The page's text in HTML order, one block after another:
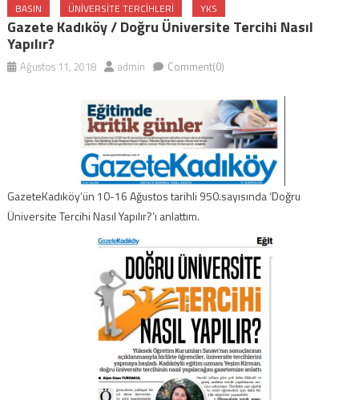
BASIN ÜNIVERSITE TERCIHLERI YKS
Gazete Kadıköy / Doğru Üniversite Tercihi Nasıl
Yapılır?
Ağustos 11, 2018 admin Comment(0)
GazeteKadıköy’ün 10-16 Ağustos tarihli 950.sayısında ‘Doğru
Üniversite Tercihi Nasıl Yapılır?’ı anlattım.